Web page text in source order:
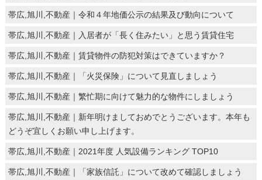
帯広,旭川,不動産｜令和４年地価公示の結果及び動向について
帯広,旭川,不動産｜入居者が「長く住みたい」と思う賃貸住宅
帯広,旭川,不動産｜賃貸物件の防犯対策はできていますか？
帯広,旭川,不動産｜「火災保険」について見直しましょう
帯広,旭川,不動産｜繁忙期に向けて魅力的な物件にしましょう
帯広,旭川,不動産｜新年明けましておめでとうございます。本年も
どうぞ宜しくお願い申し上げます。
帯広,旭川,不動産｜2021年度 人気設備ランキング TOP10
帯広,旭川,不動産｜「家族信託」について改めて確認しましょう